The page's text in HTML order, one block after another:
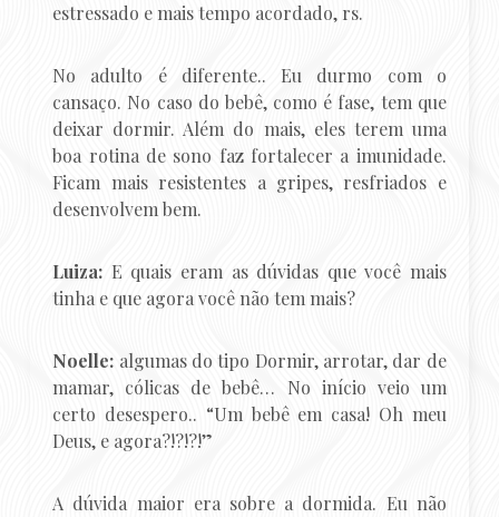
estressado e mais tempo acordado, rs.
No adulto é diferente.. Eu durmo com o
cansaço. No caso do bebê, como é fase, tem que
deixar dormir. Além do mais, eles terem uma
boa rotina de sono faz fortalecer a imunidade.
Ficam mais resistentes a gripes, resfriados e
desenvolvem bem.
Luiza: E quais eram as dúvidas que você mais
tinha e que agora você não tem mais?
Noelle: algumas do tipo Dormir, arrotar, dar de
mamar, cólicas de bebê… No início veio um
certo desespero.. “Um bebê em casa! Oh meu
Deus, e agora?!?!?!”
A dúvida maior era sobre a dormida. Eu não